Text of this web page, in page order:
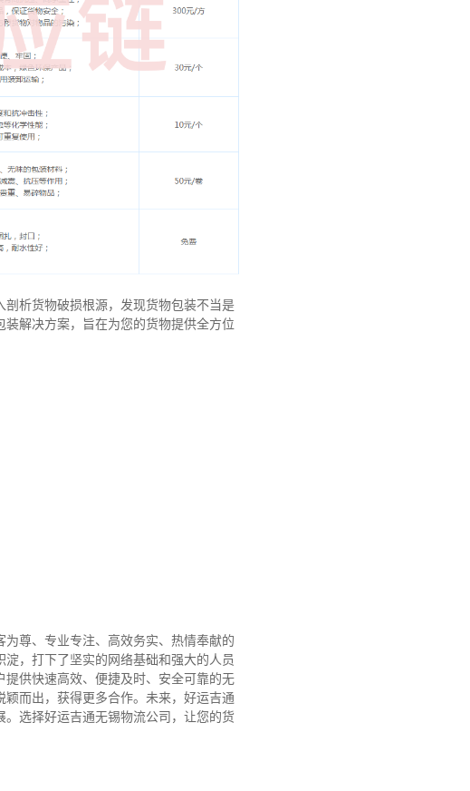
析货物破损根源，发现货物包装不当是
解决方案，旨在为您的货物提供全方位
为尊、专业专注、高效务实、热情奉献的
，打下了坚实的网络基础和强大的人员
供快速高效、便捷及时、安全可靠的无
而出，获得更多合作。 未来，好运吉通
选择好运吉通无锡物流公司，让您的货